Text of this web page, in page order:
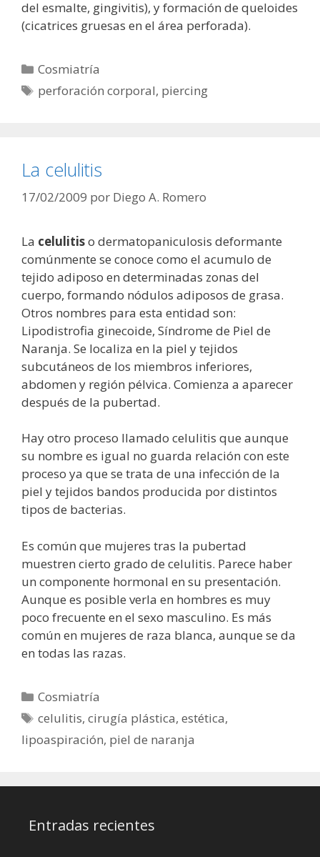
del esmalte, gingivitis), y formación de queloides
(cicatrices gruesas en el área perforada).
Categorías
Cosmiatría
Etiquetas
perforación corporal, piercing
La celulitis
17/02/2009 por Diego A. Romero
La celulitiso dermatopaniculosis deformante
comúnmente se conoce como el acumulo de
tejido adiposo en determinadas zonas del
cuerpo, formando nódulos adiposos de grasa.
Otros nombres para esta entidad son:
Lipodistrofia ginecoide, Síndrome de Piel de
Naranja. Se localiza en la piel y tejidos
subcutáneos de los miembros inferiores,
abdomen y región pélvica. Comienza a aparecer
después de la pubertad.
Hay otro proceso llamado celulitis que aunque
su nombre es igual no guarda relación con este
proceso ya que se trata de una infección de la
piel y tejidos bandos producida por distintos
tipos de bacterias.
Es común que mujeres tras la pubertad
muestren cierto grado de celulitis. Parece haber
un componente hormonal en su presentación.
Aunque es posible verla en hombres es muy
poco frecuente en el sexo masculino. Es más
común en mujeres de raza blanca, aunque se da
en todas las razas.
Categorías
Cosmiatría
Etiquetas
celulitis,cirugía plástica,estética,
lipoaspiración, piel de naranja
Entradas recientes